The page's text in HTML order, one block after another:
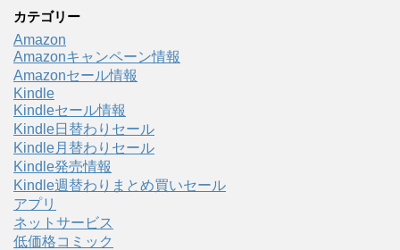
カテゴリー
Amazon
Amazonキャンペーン情報
Amazonセール情報
Kindle
Kindleセール情報
Kindle日替わりセール
Kindle月替わりセール
Kindle発売情報
Kindle週替わりまとめ買いセール
アプリ
ネットサービス
低価格コミック